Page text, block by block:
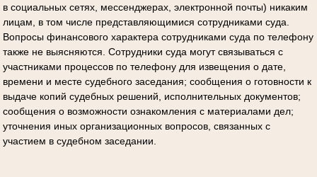
в социальных сетях, мессенджерах, электронной почты) никаким
лицам, в том числе представляющимися сотрудниками суда.
Вопросы финансового характера сотрудниками суда по телефону
также не выясняются. Сотрудники суда могут связываться с
участниками процессов по телефону для извещения о дате,
времени и месте судебного заседания; сообщения о готовности к
выдаче копий судебных решений, исполнительных документов;
сообщения о возможности ознакомления с материалами дел;
уточнения иных организационных вопросов, связанных с
участием в судебном заседании.